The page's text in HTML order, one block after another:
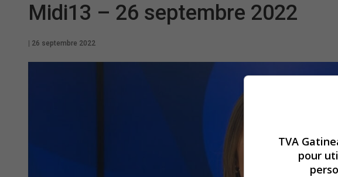
Midi13 – 26 septembre 2022
26 septembre 2022
TVA
pour